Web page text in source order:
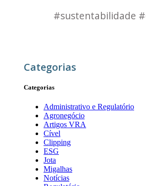
#sustentabilidade
Categorias
Categorias
Administrativo e Regulatório
Agronegócio
Artigos VRA
Cível
Clipping
ESG
Jota
Migalhas
Notícias